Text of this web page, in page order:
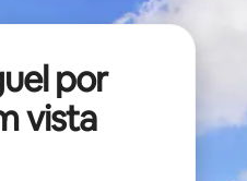
por
vista